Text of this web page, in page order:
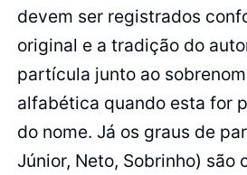
devem ser registrados
original e a tradição do
partícula junto ao
alfabética quando esta for
do nome. Já os graus de
Júnior, Neto, Sobrinho) são